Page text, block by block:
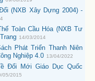
(NXB Xây Dựng 2004) -
Toàn Cầu Hóa (NXB Tư
14/03/2014
Phát Triển Thanh Niên
Nghiệp 4.0 13/04/2022
Đổi Mới Giáo Dục Quốc
05/2015